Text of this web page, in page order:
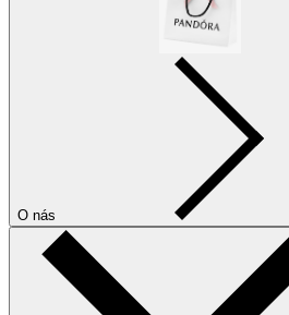
O nás